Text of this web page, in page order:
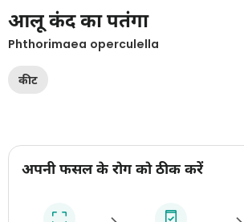
आलू कंद का पतंगा
Phthorimaea operculella
कीट
अपनी फसल के रोग को ठीक करें